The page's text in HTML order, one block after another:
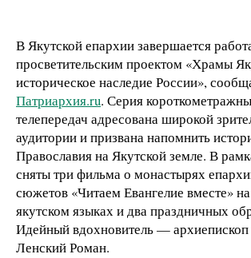
В Якутской епархии завершается
просветительским проектом «Храмы
историческое наследие России»,
Патриархия.ru. Серия
телепередач адресована широкой
аудитории и призвана напомнить
Православия на Якутской земле. В
сняты три фильма о монастырях
сюжетов «Читаем Евангелие вместе»
якутском языках и два праздничных
Идейный вдохновитель —
Ленский Роман.